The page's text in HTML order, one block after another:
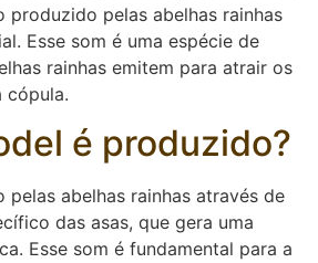
produzido pelas abelhas rainhas
Esse som é uma espécie de
rainhas emitem para atrair os
cópula.
é produzido?
pelas abelhas rainhas através de
das asas, que gera uma
Esse som é fundamental para a